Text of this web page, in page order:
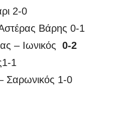
2-0
Βάρης 0-1
– Ιωνικός 0-2
1
Σαρωνικός 1-0